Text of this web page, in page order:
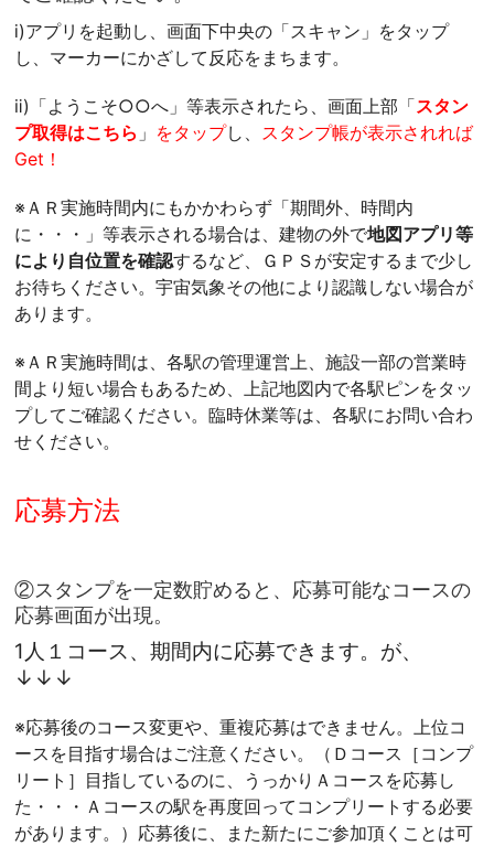
ⅰ)アプリを起動し、画面下中央の「スキャン」をタップ
し、マーカーにかざして反応をまちます。
ⅱ)「ようこそ○○へ」等表示されたら、画面上部「スタン
プ取得はこちら 」 をタップし、 スタンプ帳が表示されれば
Get！
※ＡＲ実施時間内にもかかわらず「期間外、時間内
に・・・」等表示される場合は、建物の外で地図アプリ等
により自位置を確認するなど、ＧＰＳが安定するまで少し
お待ちください。宇宙気象その他により認識しない場合が
あります。
※ＡＲ実施時間は、各駅の管理運営上、施設一部の営業時
間より短い場合もあるため、上記地図内で各駅ピンをタッ
プしてご確認ください。臨時休業等は、各駅にお問い合わ
せください。
応募方法
②スタンプを一定数貯めると、応募可能なコースの
応募画面が出現。
1人１コース、期間内に応募できます。が、
↓↓↓
※応募後のコース変更や、重複応募はできません。上位コ
ースを目指す場合はご注意ください。（Ｄコース［コンプ
リート］目指しているのに、うっかりＡコースを応募し
た・・・Ａコースの駅を再度回ってコンプリートする必要
があります。）応募後に、また新たにご参加頂くことは可